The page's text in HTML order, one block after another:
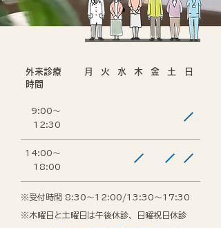
外来診療
時間
月 火 水 木 金 土 日
9:00～
12:30
14:00～
18:00
※受付時間 8:30～12:00/13:30～17:30
※木曜日と土曜日は午後休診、日曜祝日休診